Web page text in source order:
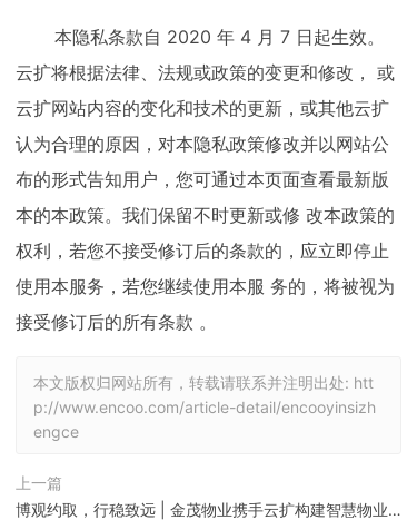
本隐私条款自 2020 年 4 月 7 日起生效。
云扩将根据法律、法规或政策的变更和修改， 或
云扩网站内容的变化和技术的更新，或其他云扩
认为合理的原因，对本隐私政策修改并以网站公
布的形式告知用户，您可通过本页面查看最新版
本的本政策。我们保留不时更新或修 改本政策的
权利，若您不接受修订后的条款的，应立即停止
使用本服务，若您继续使用本服 务的，将被视为
接受修订后的所有条款 。
本文版权归网站所有，转载请联系并注明出处: htt
p://www.encoo.com/article-detail/encooyinsizh
engce
上一篇
博观约取，行稳致远 | 金茂物业携手云扩构建智慧物业